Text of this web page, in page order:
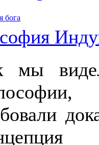
бога
мы